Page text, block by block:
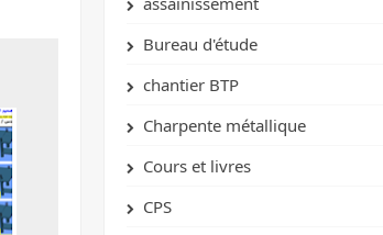
Bureau d'étude
chantier BTP
Charpente métallique
Cours et livres
CPS